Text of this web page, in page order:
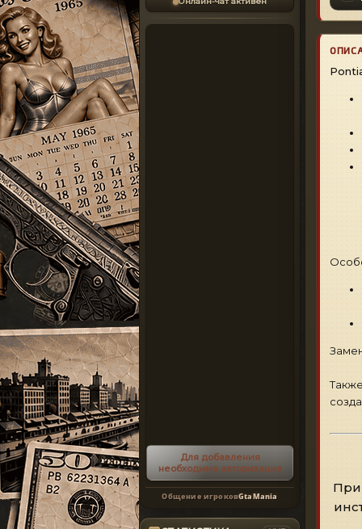
Для добавления
необходима авторизация
Общение игроковGtaMania
При